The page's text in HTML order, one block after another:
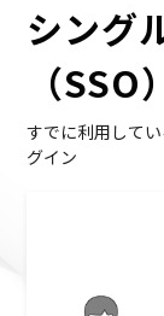
シング
（SSO）
すでに利用して
グイン